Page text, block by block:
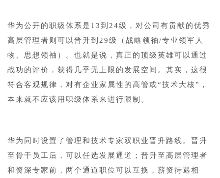
华为公开的职级体系是13到24级，对公司有贡献的优秀
高层管理者则可以晋升到29级（战略领袖/专业领军人
物、思想领袖）。也就是说，真正的顶级英雄可以通过
战功的评价，获得几乎无上限的发展空间。其实，这很
符合客观规律，对有企业家属性的高管或“技术大核”，
本来就不应该用职级体系来进行限制。
华为同时设置了管理和技术专家双职业晋升路线。晋升
至骨干员工后，可以任选发展通道；晋升至高层管理者
和资深专家前，两个通道职位可以互换，薪资待遇相